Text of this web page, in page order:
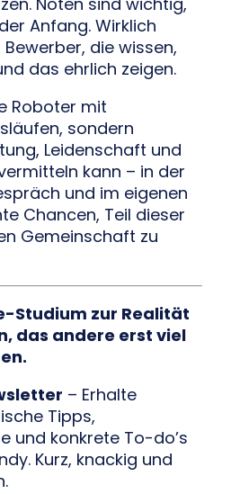
Anfang. Wirklich
die wissen,
das ehrlich zeigen.
Roboter mit
sondern
Leidenschaft und
kann – in der
und im eigenen
Chancen, Teil dieser
Gemeinschaft zu
Studium zur Realität
das andere erst viel
– Erhalte
Tipps,
und konkrete To-do’s
Kurz, knackig und